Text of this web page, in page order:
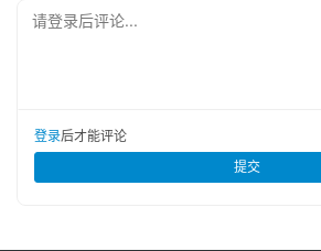
请登录后评论...
登录后才能评论
提交